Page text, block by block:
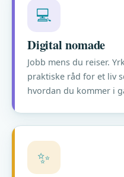
💻
Digital nomade
Jobb mens du reiser.
praktiske råd for et liv
hvordan du kommer i
✨